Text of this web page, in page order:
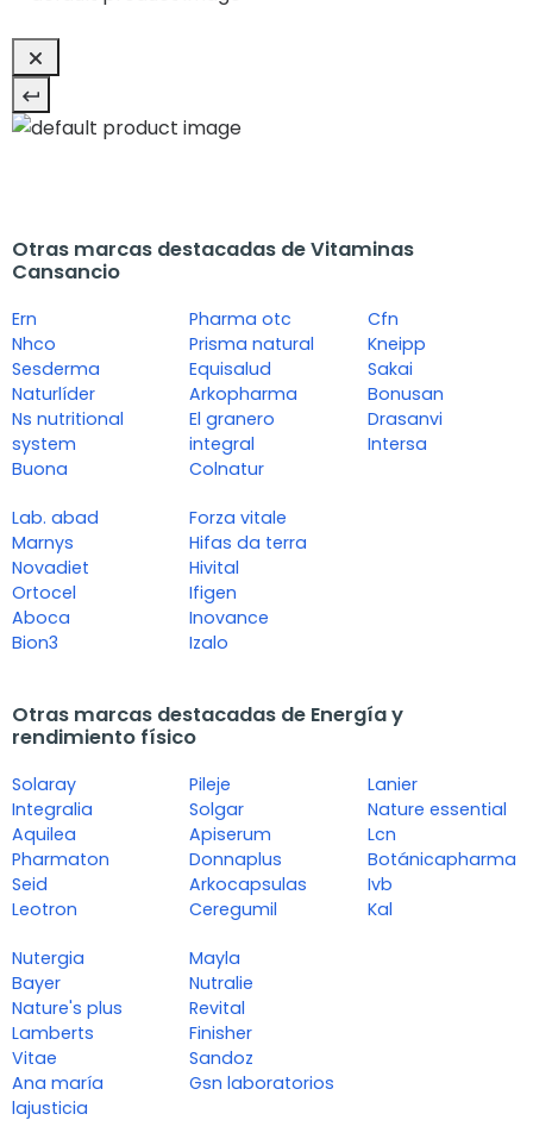
Otras marcas destacadas de Vitaminas
Cansancio
Ern
Nhco
Sesderma
Naturlíder
Ns nutritional
system
Buona
Pharma otc
Prisma natural
Equisalud
Arkopharma
El granero
integral
Colnatur
Cfn
Kneipp
Sakai
Bonusan
Drasanvi
Intersa
Lab. abad
Marnys
Novadiet
Ortocel
Aboca
Bion3
Forza vitale
Hifas da terra
Hivital
Ifigen
Inovance
Izalo
Otras marcas destacadas de Energía y
rendimiento físico
Solaray
Integralia
Aquilea
Pharmaton
Seid
Leotron
Pileje
Solgar
Apiserum
Donnaplus
Arkocapsulas
Ceregumil
Lanier
Nature essential
Lcn
Botánicapharma
Ivb
Kal
Nutergia
Bayer
Nature's plus
Lamberts
Vitae
Ana maría
lajusticia
Mayla
Nutralie
Revital
Finisher
Sandoz
Gsn laboratorios